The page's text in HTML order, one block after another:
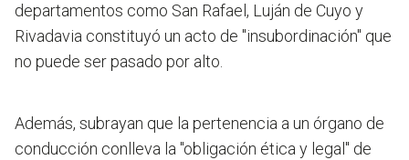
departamentos como San Rafael, Luján de Cuyo y
Rivadavia constituyó un acto de "insubordinación" que
no puede ser pasado por alto.
Además, subrayan que la pertenencia a un órgano de
conducción conlleva la "obligación ética y legal" de